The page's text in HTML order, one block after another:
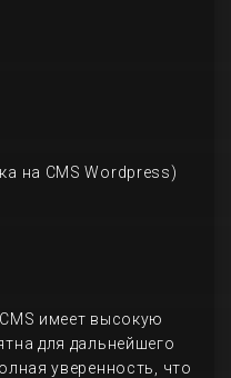
на CMS Wordpress)
имеет высокую
для дальнейшего
уверенность, что